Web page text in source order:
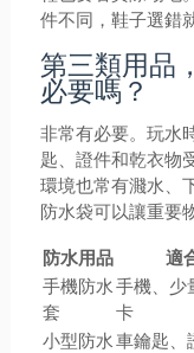
件不同，鞋子選錯
第三類用品
必要嗎？
非常有必要。玩水
匙、證件和乾衣物
環境也常有濺水、
防水袋可以讓重要
防水用品
適
手機防水
套
手機、少
卡
小型防水車鑰匙、